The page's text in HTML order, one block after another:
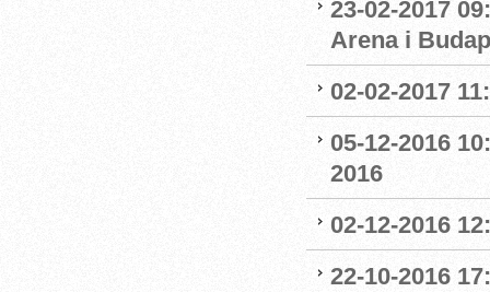
23-02-2017
Arena i
02-02-2017
05-12-2016
2016
02-12-2016
22-10-2016